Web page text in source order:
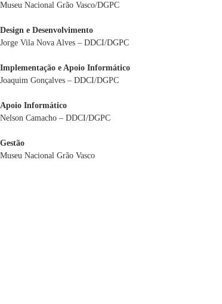
Museu Nacional Grão Vasco/DGPC
Design e Desenvolvimento
Jorge Vila Nova Alves – DDCI/DGPC
Implementação e Apoio Informático
Joaquim Gonçalves – DDCI/DGPC
Apoio Informático
Nelson Camacho – DDCI/DGPC
Gestão
Museu Nacional Grão Vasco